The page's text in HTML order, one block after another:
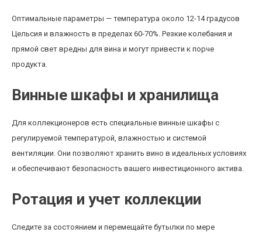
Оптимальные параметры — температура около 12-14 градусов
Цельсия и влажность в пределах 60-70%. Резкие колебания и
прямой свет вредны для вина и могут привести к порче
продукта.
Винные шкафы и хранилища
Для коллекционеров есть специальные винные шкафы с
регулируемой температурой, влажностью и системой
вентиляции. Они позволяют хранить вино в идеальных условиях
и обеспечивают безопасность вашего инвестиционного актива.
Ротация и учет коллекции
Следите за состоянием и перемещайте бутылки по мере